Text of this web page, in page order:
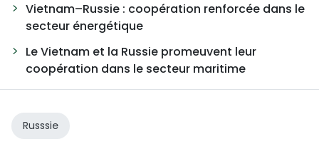
Vietnam–Russie : coopération renforcée dans le
secteur énergétique
Le Vietnam et la Russie promeuvent leur
coopération dans le secteur maritime
Russsie